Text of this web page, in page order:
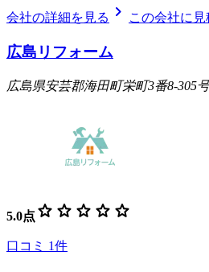
会社の詳細を見る chevron_right この会社に
広島リフォーム
広島県安芸郡海田町栄町3番8-305号
5.0点 star star star star star
口コミ 1件